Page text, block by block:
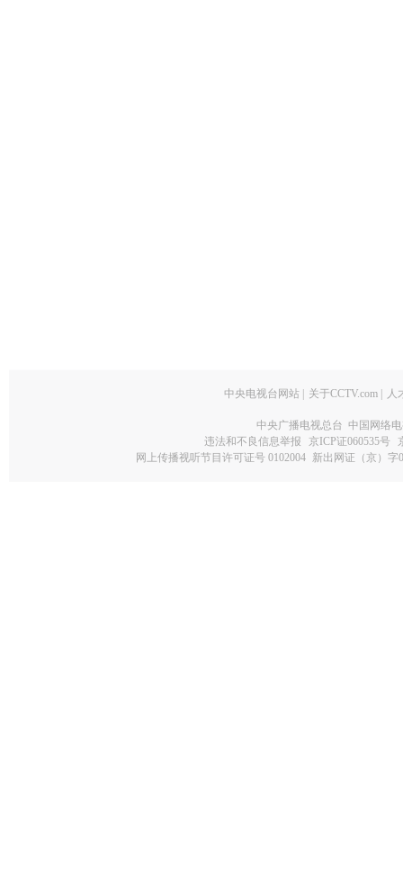
中央电视台网站 关于CCTV.com 人
中央广播电视总台 中国网络
违法和不良信息举报
京ICP证060535号
网上传播视听节目许可证号 0102004 新出网证（京）